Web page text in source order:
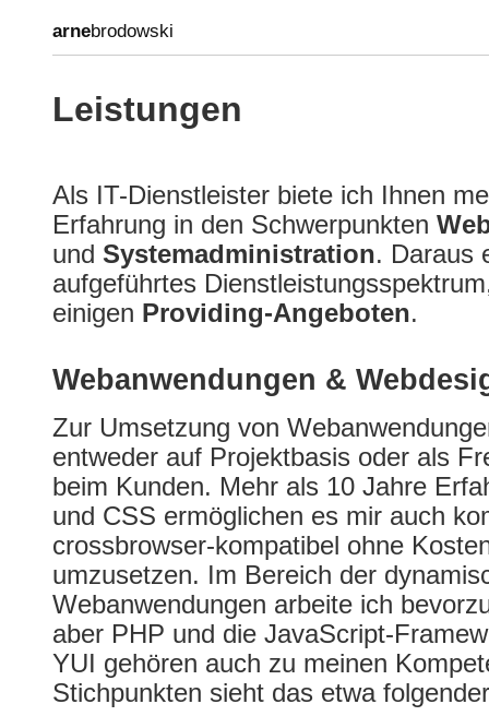
arnebrodowski
Leistungen
Als IT-Dienstleister biete ich Ihnen
Erfahrung in den Schwerpunkten
und Systemadministration. Daraus
aufgeführtes
einigen Providing-Angeboten.
Webanwendungen &
Zur Umsetzung von
entweder auf Projektbasis oder als
beim Kunden. Mehr als 10 Jahre
und CSS ermöglichen es mir auch
crossbrowser-kompatibel ohne
umzusetzen. Im Bereich der
Webanwendungen arbeite ich
aber PHP und die JavaScript-
YUI gehören auch zu meinen
Stichpunkten sieht das etwa